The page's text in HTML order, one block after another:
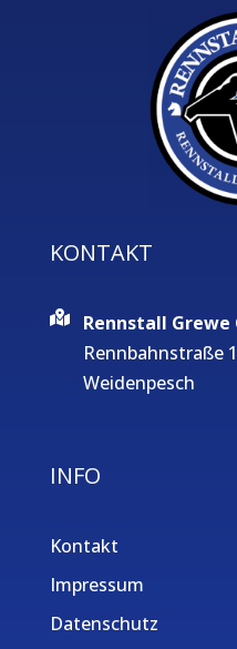
KONTAKT
Rennstall Grewe
Rennbahnstraße
Weidenpesch
INFO
Kontakt
Impressum
Datenschutz